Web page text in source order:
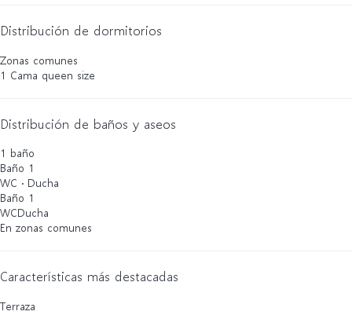
Distribución de dormitorios
Zonas comunes
1 Cama queen size
Distribución de baños y aseos
1 baño
Baño 1
WC · Ducha
Baño 1
WCDucha
En zonas comunes
Características más destacadas
Terraza